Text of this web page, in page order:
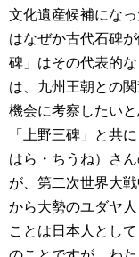
文化遺産候補にな
はなぜか古代石碑
碑」はその代表的
は、九州王朝との
機会に考察したいと
「上野三碑」と共
はら・ちうね）さ
が、第二次世界大
から大勢のユダヤ
ことは日本人とし